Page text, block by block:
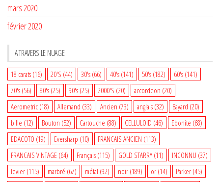
mars 2020
février 2020
A TRAVERS LE NUAGE
18 carats (16) 20'S (44) 30's (66) 40's (141) 50's (182) 60's (141)
70's (56) 80's (25) 90's (25) 2000'S (20) accordeon (20)
Aerometric (18) Allemand (33) Ancien (73) anglais (32) Bayard (20)
bille (12) Bouton (52) Cartouche (88) CELLULOID (46) Ebonite (68)
EDACOTO (19) Eversharp (10) FRANCAIS ANCIEN (113)
FRANCAIS VINTAGE (64) Français (115) GOLD STARRY (11) INCONNU (37)
levier (115) marbré (67) métal (92) noir (189) or (14) Parker (45)